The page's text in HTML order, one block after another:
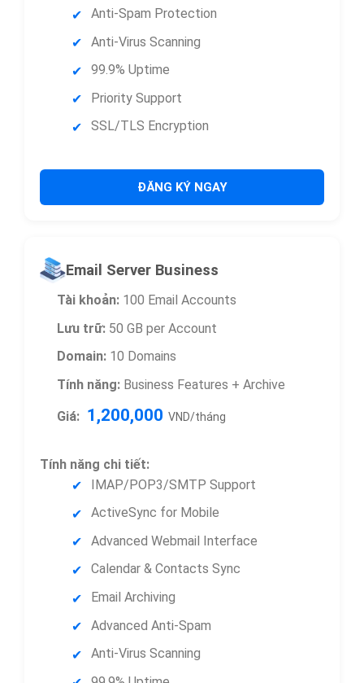
Anti-Spam Protection
Anti-Virus Scanning
99.9% Uptime
Priority Support
SSL/TLS Encryption
ĐĂNG KÝ NGAY
Email Server Business
Tài khoản:100 Email Accounts
Lưu trữ:50 GB per Account
Domain:10 Domains
Tính năng:Business Features + Archive
Giá: 1,200,000 VND/tháng
Tính năng chi tiết:
IMAP/POP3/SMTP Support
ActiveSync for Mobile
Advanced Webmail Interface
Calendar & Contacts Sync
Email Archiving
Advanced Anti-Spam
Anti-Virus Scanning